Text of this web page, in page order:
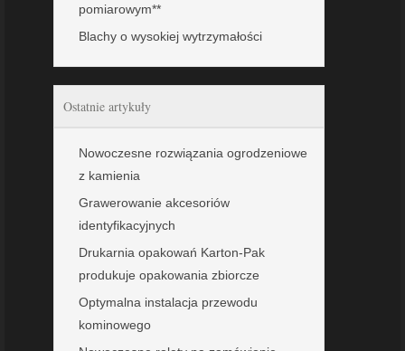
pomiarowym**
Blachy o wysokiej wytrzymałości
Ostatnie artykuły
Nowoczesne rozwiązania ogrodzeniowe
z kamienia
Grawerowanie akcesoriów
identyfikacyjnych
Drukarnia opakowań Karton-Pak
produkuje opakowania zbiorcze
Optymalna instalacja przewodu
kominowego